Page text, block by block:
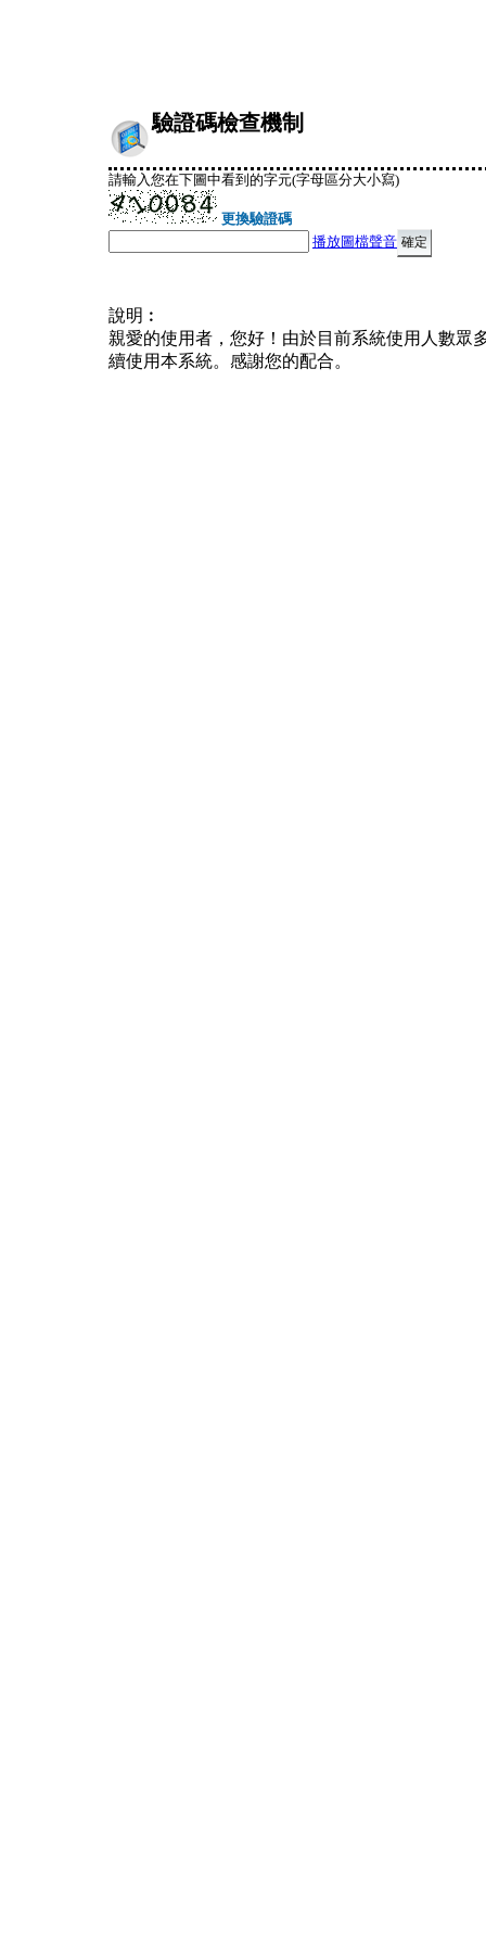
驗證碼檢查機制
請輸入您在下圖中看到的字元(字母區分大小寫)
更換驗證碼
播放圖檔聲音
說明︰
親愛的使用者，您好！由於目前系統使用人數眾
續使用本系統。感謝您的配合。